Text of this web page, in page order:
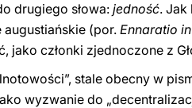
drugiego słowa: jedność. Jak
(por. Ennaratio
jako członki zjednoczone z
stale obecny w
wyzwanie do